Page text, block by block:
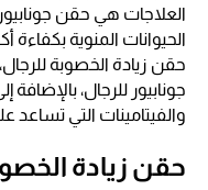
العلاجات هي حقن
الحيوانات المنوية بكفاءة
حقن زيادة الخصوبة
جونابيور للرجال،
والفيتامينات التي تساعد
حقن زيادة